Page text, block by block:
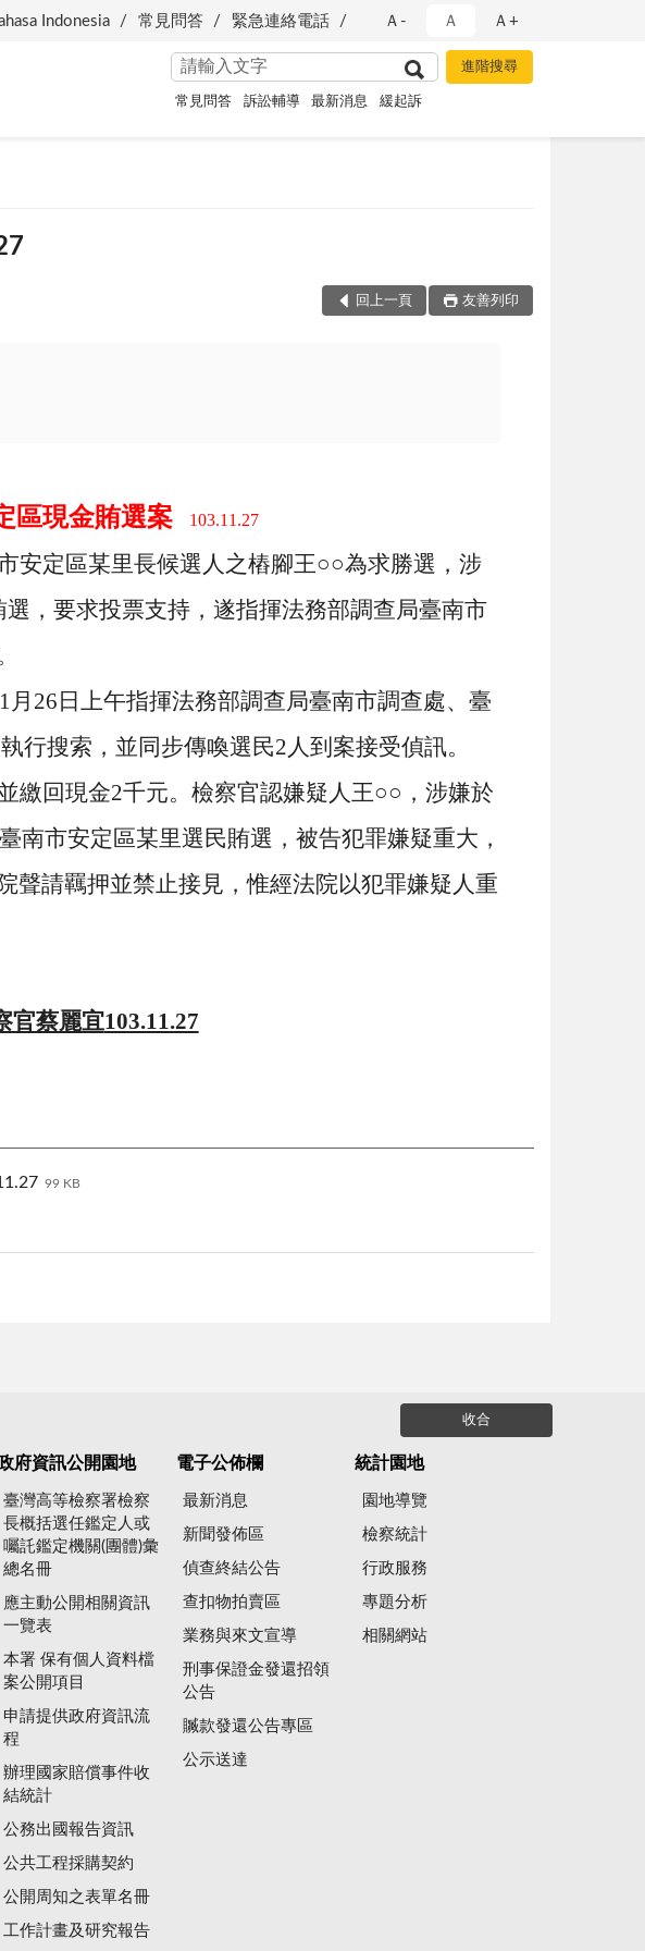
Indonesia 常見問答 緊急連絡電話 Ａ- Ａ Ａ+
常見問答 訴訟輔導 最新消息 緩起訴
回上一頁 友善列印
區現金賄選案 103.11.27
安定區某里長候選人之樁腳王○○為求勝選，涉
，要求投票支持，遂指揮法務部調查局臺南市
月 26 日上午指揮法務部調查局臺南市調查處、臺
行搜索，並同步傳喚選民2人到案接受偵訊。
繳回現金2千元。檢察官認嫌疑人王○○，涉嫌於
南市安定區某里選民賄選，被告犯罪嫌疑重大，
聲請羈押並禁止接見，惟經法院以犯罪嫌疑人重
官蔡麗宜103.11.27
99 KB
收合
府資訊公開園地
臺灣高等檢察署檢察
長概括選任鑑定人或
囑託鑑定機關(團體)彙
總名冊
應主動公開相關資訊
一覽表
本署 保有個人資料檔
案公開項目
申請提供政府資訊流
程
辦理國家賠償事件收
結統計
公務出國報告資訊
公共工程採購契約
公開周知之表單名冊
工作計畫及研究報告
電子公佈欄
最新消息
新聞發佈區
偵查終結公告
查扣物拍賣區
業務與來文宣導
刑事保證金發還招領
公告
贓款發還公告專區
公示送達
統計園地
園地導覽
檢察統計
行政服務
專題分析
相關網站